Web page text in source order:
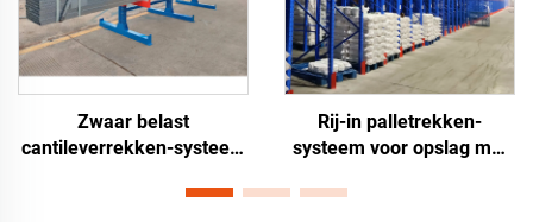
Zwaar belast
cantileverrekken-systeem
Rij-in palletrekken-
systeem voor opslag met